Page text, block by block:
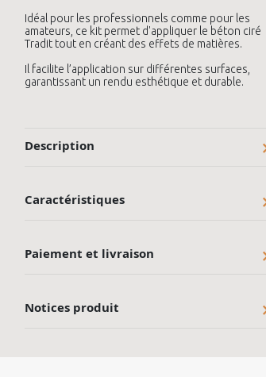
Idéal pour les professionnels comme pour les
amateurs, ce kit permet d'appliquer le béton ciré
Tradit tout en créant des effets de matières.
Il facilite l’application sur différentes surfaces,
garantissant un rendu esthétique et durable.
Description
Caractéristiques
Paiement et livraison
Notices produit